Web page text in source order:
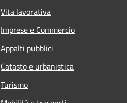
Vita lavorativa
Imprese e Commercio
Appalti pubblici
Catasto e urbanistica
Turismo